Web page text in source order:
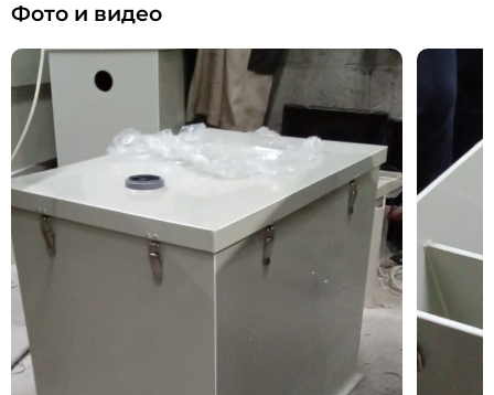
Фото и видео